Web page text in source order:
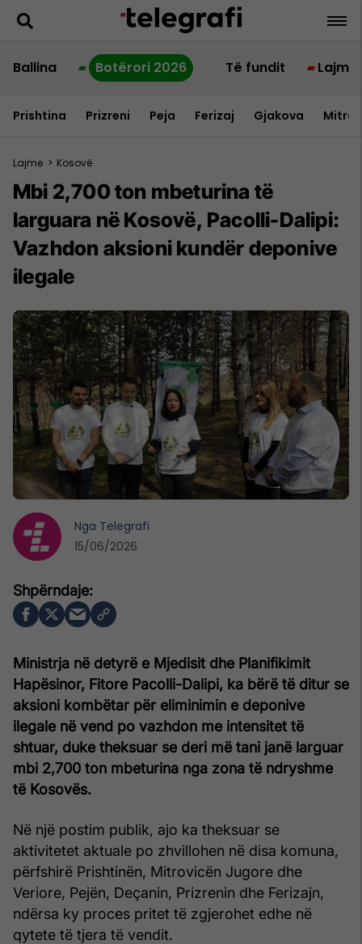
Ballina Botërori 2026 Të fundit Lajme
Prishtina Prizreni Peja Ferizaj Gjakova
Lajme > Kosovë
Mbi 2,700 ton mbeturina të
larguara në Kosovë, Pacolli-Dalipi:
Vazhdon aksioni kundër deponive
ilegale
Ministrja në detyrë e Mjedisit dhe Planifikimit
Hapësinor, Fitore Pacolli-Dalipi, ka bërë të ditur se
aksioni kombëtar për eliminimin e deponive
ilegale në vend po vazhdon me intensitet të
shtuar, duke theksuar se deri më tani janë larguar
mbi 2,700 ton mbeturina nga zona të ndryshme
të Kosovës.
Në një postim publik, ajo ka theksuar se
aktivitetet aktuale po zhvillohen në disa komuna,
përfshirë Prishtinën, Mitrovicën Jugore dhe
Veriore, Pejën, Deçanin, Prizrenin dhe Ferizajn,
ndërsa ky proces pritet të zgjerohet edhe në
qytete të tjera të vendit.
Nga Telegrafi
15/06/2026